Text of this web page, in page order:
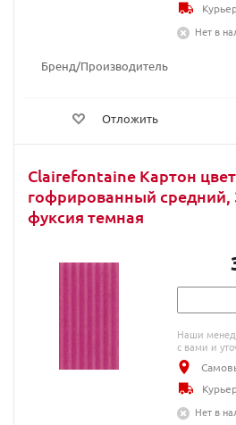
Бренд/Производитель
Отложить
Нет в
Clairefontaine Картон
гофрированный средний,
фуксия темная
Наши
с вами и
Нет в